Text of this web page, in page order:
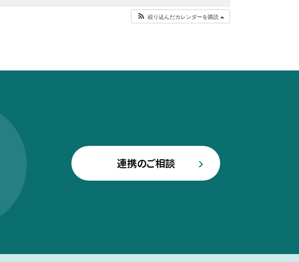
絞り込んだカレンダーを購読
連携のご相談